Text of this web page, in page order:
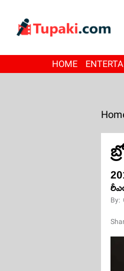
HOME
By: